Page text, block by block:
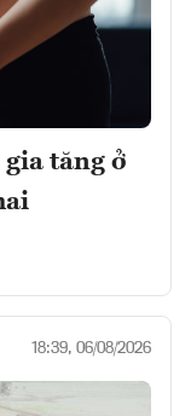
gia tăng ở
18:39, 06/08/2026